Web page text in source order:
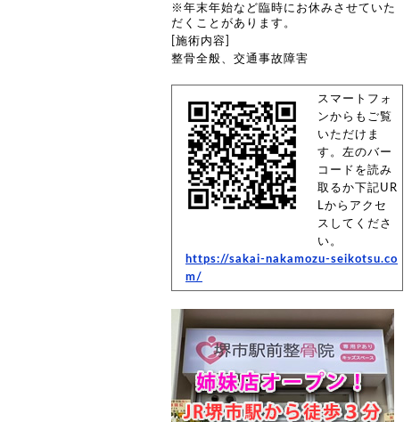
※年末年始など臨時にお休みさせていた
だくことがあります。
[施術内容]
整骨全般、交通事故障害
スマートフォ
ンからもご覧
いただけま
す。左のバー
コードを読み
取るか下記UR
Lからアクセ
スしてくださ
い。
https://sakai-nakamozu-seikotsu.co
m/